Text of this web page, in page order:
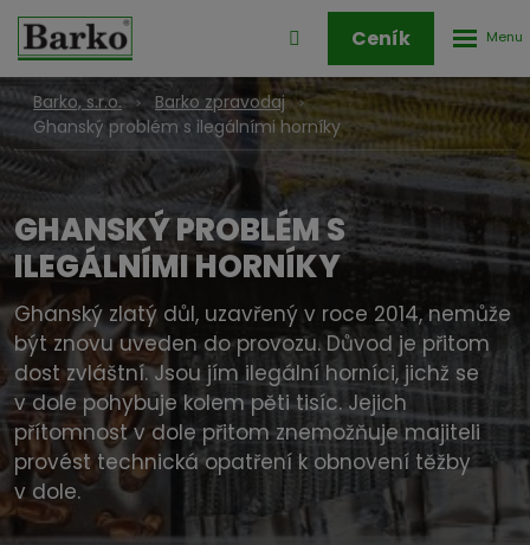
Přihlášení
klienstké
zóny
Ceník
Barko, s.r.o.
Barko zpravodaj
Ghanský problém s ilegálními horníky
GHANSKÝ PROBLÉM S
ILEGÁLNÍMI HORNÍKY
Ghanský zlatý důl, uzavřený v roce 2014, nemůže
být znovu uveden do provozu. Důvod je přitom
dost zvláštní. Jsou jím ilegální horníci, jichž se
v dole pohybuje kolem pěti tisíc. Jejich
přítomnost v dole přitom znemožňuje majiteli
provést technická opatření k obnovení těžby
v dole.